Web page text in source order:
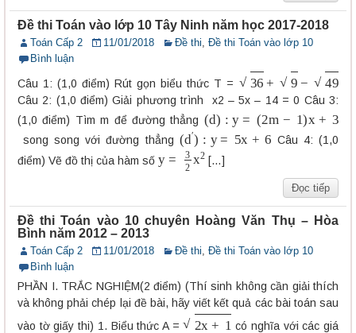
Đề thi Toán vào lớp 10 Tây Ninh năm học 2017-2018
Toán Cấp 2 11/01/2018 Đề thi, Đề thi Toán vào lớp 10
Bình luận
Câu 1: (1,0 điểm) Rút gọn biểu thức T = 36+9 − 49
Câu 2: (1,0 điểm) Giải phương trình x2 – 5x – 14 = 0 Câu 3:
(1,0 điểm) Tìm m để đường thẳng
( d)
( 2m +3
song song với đường thẳng ( d′) y =5 +6
Câu 4: (1,0
điểm) Vẽ đồ thị của hàm số
2x […]
Đọc tiếp
Đề thi Toán vào 10 chuyên Hoàng Văn Thụ – Hòa
Bình năm 2012 – 2013
Toán Cấp 2 11/01/2018 Đề thi, Đề thi Toán vào lớp 10
Bình luận
PHẦN I. TRẮC NGHIỆM(2 điểm) (Thí sinh không cần giải thích
và không phải chép lại đề bài, hãy viết kết quả các bài toán sau
vào tờ giấy thi) 1. Biểu thức A = 2x+1
có nghĩa với các giá